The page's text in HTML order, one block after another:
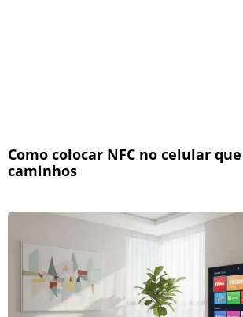
Como colocar NFC no celular
caminhos